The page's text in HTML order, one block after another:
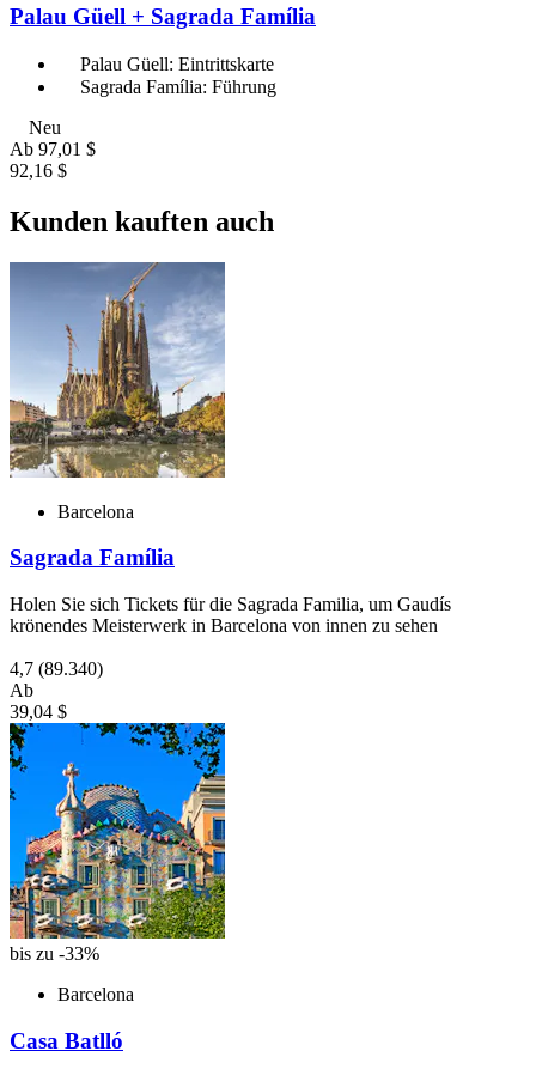
Palau Güell + Sagrada Família
Palau Güell: Eintrittskarte
Sagrada Família: Führung
Neu
Ab 97,01 $
92,16 $
Kunden kauften auch
Barcelona
Sagrada Família
Holen Sie sich Tickets für die Sagrada Familia, um Gaudís
krönendes Meisterwerk in Barcelona von innen zu sehen
4,7 (89.340)
Ab
39,04 $
bis zu -33%
Barcelona
Casa Batlló